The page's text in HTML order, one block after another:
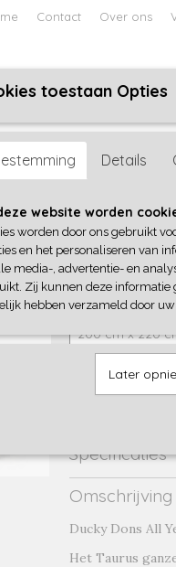
Contact Over ons
JONGENS BABY
All Year Dekbed
Ducky
€ 359,00
✓Op voorraad
Maat
IN
Specificaties
Productcode
Productcode
Omschrijving
Ducky Dons All
Het Taurus
toestaan Opties
Details
website worden
worden door ons gebruikt
en het personaliseren van
media-, advertentie- en
Zij kunnen deze informatie
hebben verzameld door
Later